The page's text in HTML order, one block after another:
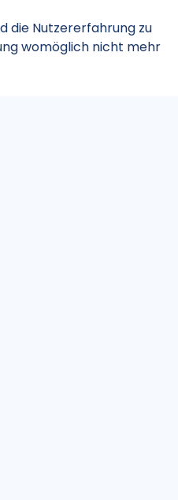
die Nutzererfahrung zu
womöglich nicht mehr